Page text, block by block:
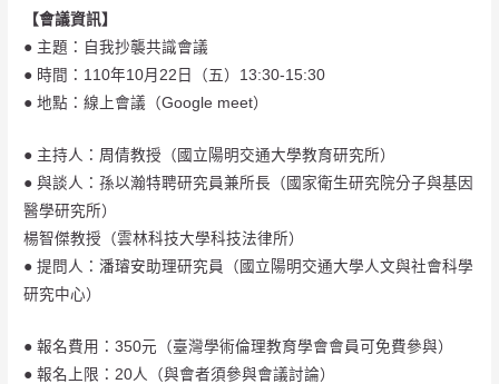
【會議資訊】
● 主題：自我抄襲共識會議
● 時間：110年10月22日（五）13:30-15:30
● 地點：線上會議（Google meet）
● 主持人：周倩教授（國立陽明交通大學教育研究所）
● 與談人：孫以瀚特聘研究員兼所長（國家衛生研究院分子與基因
醫學研究所）
楊智傑教授（雲林科技大學科技法律所）
● 提問人：潘璿安助理研究員（國立陽明交通大學人文與社會科學
研究中心）
● 報名費用：350元（臺灣學術倫理教育學會會員可免費參與）
● 報名上限：20人（與會者須參與會議討論）